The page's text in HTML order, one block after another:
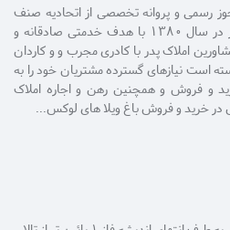
رسمی و پروانه تخصصی از اتحادیه صنف
مشاورین املاک شهرستان شهریار در سال 1380 با هدف خدمتی صادقانه و
املاک پدر با کادری مجرب و و کاردان
است نیازهای گسترده مشتریان خود را به
و فروش و همچنین رهن و اجاره املاک
خرید و فروش باغ ویلا های لوکس...